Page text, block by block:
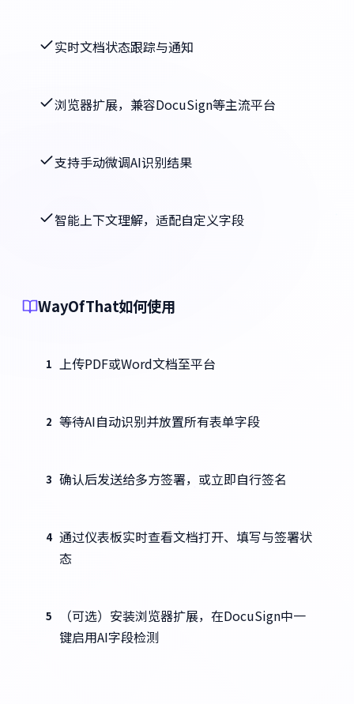
实时文档状态跟踪与通知
浏览器扩展，兼容DocuSign等主流平台
支持手动微调AI识别结果
智能上下文理解，适配自定义字段
WayOfThat如何使用
1 上传PDF或Word文档至平台
2 等待AI自动识别并放置所有表单字段
3 确认后发送给多方签署，或立即自行签名
4 通过仪表板实时查看文档打开、填写与签署状
态
5
（可选）安装浏览器扩展，在DocuSign中一
键启用AI字段检测